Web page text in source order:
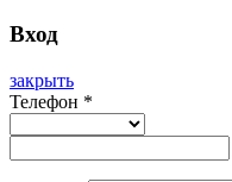
Вход
закрыть
Телефон *